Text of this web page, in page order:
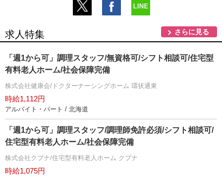
求人特集 さらに見る
「週1から可」調理スタッフ/無資格可/シフト相談可/住宅型
有料老人ホーム/社会保障完備
株式会社健康会/ドクターナーシングホーム 環状通東
時給1,112円
アルバイト・パート / 北海道
「週1から可」調理スタッフ/調理師免許必須/シフト相談可/
住宅型有料老人ホーム/社会保障完備
株式会社クプナ/住宅型有料老人ホーム クプナ
時給1,075円